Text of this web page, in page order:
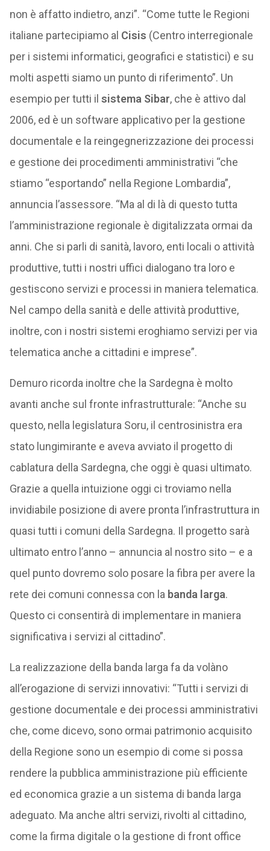
non è affatto indietro, anzi”. “Come tutte le Regioni
italiane partecipiamo al Cisis (Centro interregionale
per i sistemi informatici, geografici e statistici) e su
molti aspetti siamo un punto di riferimento”. Un
esempio per tutti il sistema Sibar, che è attivo dal
2006, ed è un software applicativo per la gestione
documentale e la reingegnerizzazione dei processi
e gestione dei procedimenti amministrativi “che
stiamo “esportando” nella Regione Lombardia”,
annuncia l’assessore. “Ma al di là di questo tutta
l’amministrazione regionale è digitalizzata ormai da
anni. Che si parli di sanità, lavoro, enti locali o attività
produttive, tutti i nostri uffici dialogano tra loro e
gestiscono servizi e processi in maniera telematica.
Nel campo della sanità e delle attività produttive,
inoltre, con i nostri sistemi eroghiamo servizi per via
telematica anche a cittadini e imprese”.
Demuro ricorda inoltre che la Sardegna è molto
avanti anche sul fronte infrastrutturale: “Anche su
questo, nella legislatura Soru, il centrosinistra era
stato lungimirante e aveva avviato il progetto di
cablatura della Sardegna, che oggi è quasi ultimato.
Grazie a quella intuizione oggi ci troviamo nella
invidiabile posizione di avere pronta l’infrastruttura in
quasi tutti i comuni della Sardegna. Il progetto sarà
ultimato entro l’anno – annuncia al nostro sito – e a
quel punto dovremo solo posare la fibra per avere la
rete dei comuni connessa con la banda larga.
Questo ci consentirà di implementare in maniera
significativa i servizi al cittadino”.
La realizzazione della banda larga fa da volàno
all’erogazione di servizi innovativi: “Tutti i servizi di
gestione documentale e dei processi amministrativi
che, come dicevo, sono ormai patrimonio acquisito
della Regione sono un esempio di come si possa
rendere la pubblica amministrazione più efficiente
ed economica grazie a un sistema di banda larga
adeguato. Ma anche altri servizi, rivolti al cittadino,
come la firma digitale o la gestione di front office